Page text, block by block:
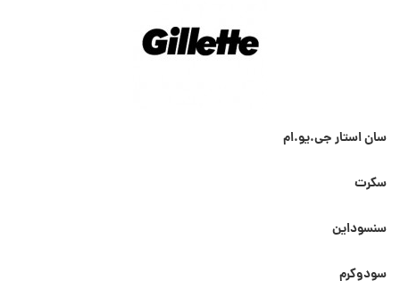
سان استار جی.یو.ام
سکرت
سنسوداین
سودوکرم